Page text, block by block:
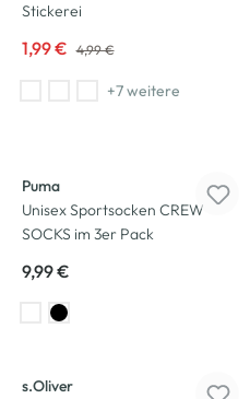
Stickerei
1,99 € 4,99 €
+7 weitere
Puma
Unisex Sportsocken CREW
SOCKS im 3er Pack
9,99 €
s.Oliver